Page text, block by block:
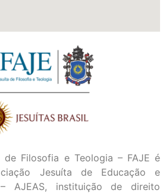
de Filosofia e Teologia – FAJE é
Jesuíta de Educação e
AJEAS, instituição de direito